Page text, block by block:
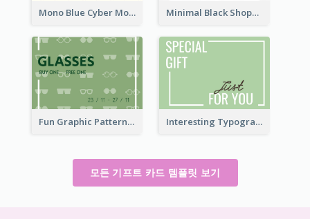
Mono Blue Cyber Monday Typography Gift Card Minimal Black Shopping Gift Card For Black Friday
Fun Graphic Pattern Gift Card In Green Tone Interesting Typography Gift Card For You
모든 기프트 카드 템플릿 보기